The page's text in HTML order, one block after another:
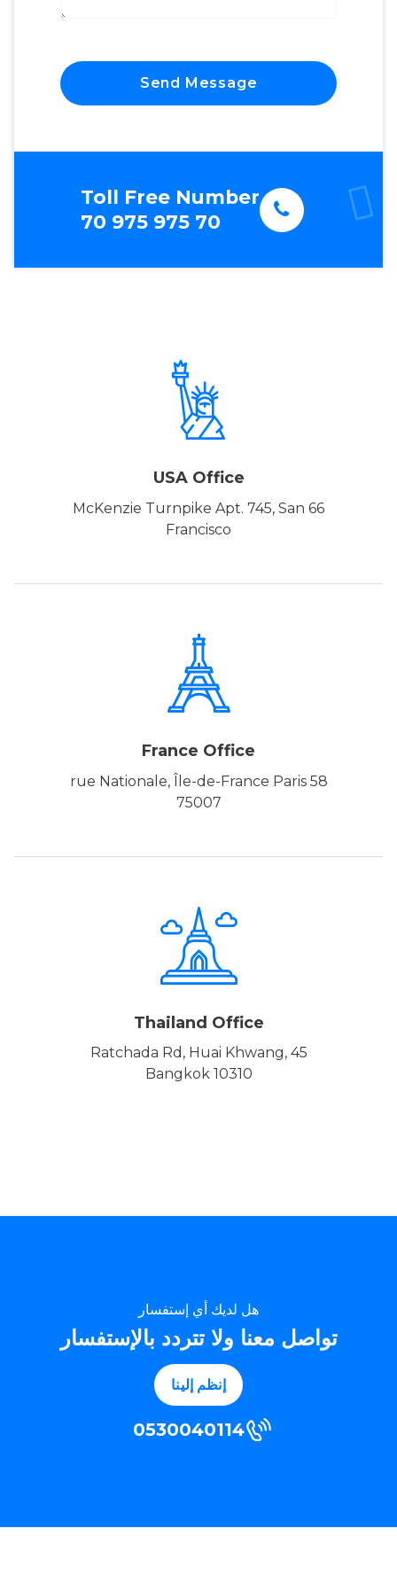
Send Message
Toll Free Number
70 975 975 70
USA Office
66 McKenzie Turnpike Apt. 745, San
Francisco
France Office
58 rue Nationale, Île-de-France Paris
75007
Thailand Office
45 Ratchada Rd, Huai Khwang,
Bangkok 10310
هل لديك أي إستفسار
تواصل معنا ولا تتردد بالإستفسار
إنظم إلينا
0530040114